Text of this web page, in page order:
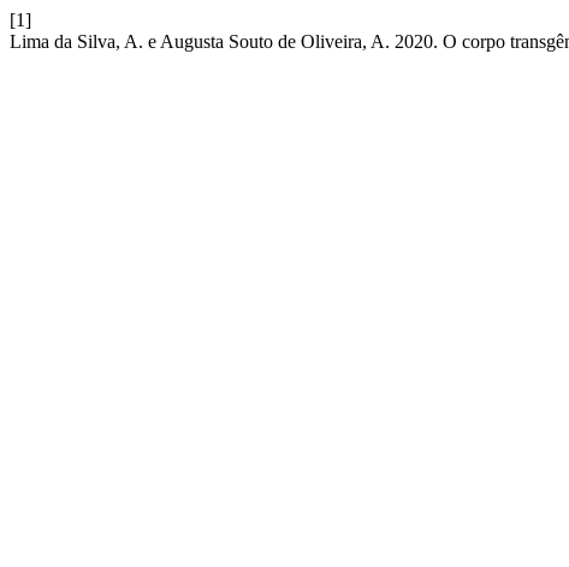
[1]
Lima da Silva, A. e Augusta Souto de Oliveira, A. 2020. O corpo